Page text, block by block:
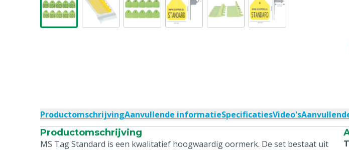
ProductomschrijvingAanvullende informatieSpecificatiesVideo's
Productomschrijving
MS Tag Standard is een kwalitatief hoogwaardig oormerk. De set bestaat uit